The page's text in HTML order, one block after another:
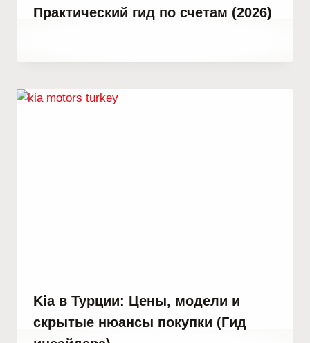
Практический гид по счетам (2026)
Kia в Турции: Цены, модели и
скрытые нюансы покупки (Гид